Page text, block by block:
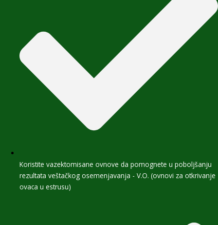
Koristite vazektomisane ovnove da pomognete u poboljšanju
rezultata veštačkog osemenjavanja - V.O. (ovnovi za otkrivanje
ovaca u estrusu)